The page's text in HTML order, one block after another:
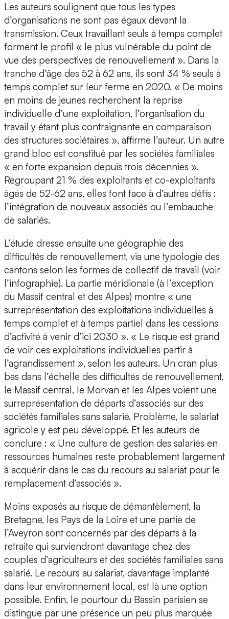
Les auteurs soulignent que tous les types
d’organisations ne sont pas égaux devant la
transmission. Ceux travaillant seuls à temps complet
forment le profil « le plus vulnérable du point de
vue des perspectives de renouvellement ». Dans la
tranche d’âge des 52 à 62 ans, ils sont 34 % seuls à
temps complet sur leur ferme en 2020. « De moins
en moins de jeunes recherchent la reprise
individuelle d’une exploitation, l’organisation du
travail y étant plus contraignante en comparaison
des structures sociétaires », affirme l’auteur. Un autre
grand bloc est constitué par les sociétés familiales
« en forte expansion depuis trois décennies ».
Regroupant 21 % des exploitants et co-exploitants
âgés de 52-62 ans, elles font face à d’autres défis :
l’intégration de nouveaux associés ou l’embauche
de salariés.
L’étude dresse ensuite une géographie des
difficultés de renouvellement, via une typologie des
cantons selon les formes de collectif de travail (voir
l’infographie). La partie méridionale (à l’exception
du Massif central et des Alpes) montre « une
surreprésentation des exploitations individuelles à
temps complet et à temps partiel dans les cessions
d’activité à venir d’ici 2030 ». « Le risque est grand
de voir ces exploitations individuelles partir à
l’agrandissement », selon les auteurs. Un cran plus
bas dans l’échelle des difficultés de renouvellement,
le Massif central, le Morvan et les Alpes voient une
surreprésentation de départs d’associés sur des
sociétés familiales sans salarié. Problème, le salariat
agricole y est peu développé. Et les auteurs de
conclure : « Une culture de gestion des salariés en
ressources humaines reste probablement largement
à acquérir dans le cas du recours au salariat pour le
remplacement d’associés ».
Moins exposés au risque de démantèlement, la
Bretagne, les Pays de la Loire et une partie de
l’Aveyron sont concernés par des départs à la
retraite qui surviendront davantage chez des
couples d’agriculteurs et des sociétés familiales sans
salarié. Le recours au salariat, davantage implanté
dans leur environnement local, est là une option
possible. Enfin, le pourtour du Bassin parisien se
distingue par une présence un peu plus marquée